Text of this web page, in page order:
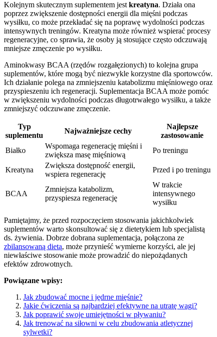
Kolejnym skutecznym suplementem jest kreatyna. Działa ona
poprzez zwiększenie dostępności energii dla mięśni podczas
wysiłku, co może przekładać się na poprawę wydolności podczas
intensywnych treningów. Kreatyna może również wspierać procesy
regeneracyjne, co sprawia, że osoby ją stosujące często odczuwają
mniejsze zmęczenie po wysiłku.
Aminokwasy BCAA (rzędów rozgałęzionych) to kolejna grupa
suplementów, które mogą być niezwykle korzystne dla sportowców.
Ich działanie polega na zmniejszeniu katabolizmu mięśniowego oraz
przyspieszeniu ich regeneracji. Suplementacja BCAA może pomóc
w zwiększeniu wydolności podczas długotrwałego wysiłku, a także
zmniejszyć odczuwane zmęczenie.
Typ
suplementu
Najważniejsze cechy
Najlepsze
zastosowanie
Białko
Wspomaga regenerację mięśni i
zwiększa masę mięśniową
Po treningu
Kreatyna
Zwiększa dostępność energii,
wspiera regenerację
Przed i po treningu
BCAA
Zmniejsza katabolizm,
przyspiesza regenerację
W trakcie
intensywnego
wysiłku
Pamiętajmy, że przed rozpoczęciem stosowania jakichkolwiek
suplementów warto skonsultować się z dietetykiem lub specjalistą
ds. żywienia. Dobrze dobrana suplementacja, połączona ze
zbilansowaną dietą, może przynieść wymierne korzyści, ale jej
niewłaściwe stosowanie może prowadzić do niepożądanych
efektów zdrowotnych.
Powiązane wpisy:
Jak zbudować mocne i jędrne mięśnie?
Jakie ćwiczenia są najbardziej efektywne na utratę wagi?
Jak poprawić swoje umiejętności w pływaniu?
Jak trenować na siłowni w celu zbudowania atletycznej
sylwetki?